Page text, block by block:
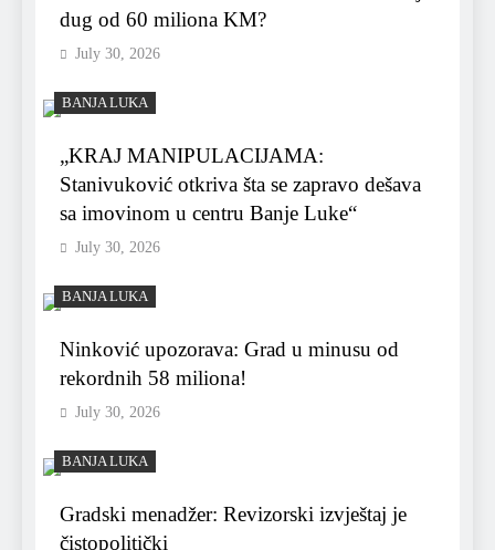
dug od 60 miliona KM?
July 30, 2026
BANJA LUKA
„KRAJ MANIPULACIJAMA:
Stanivuković otkriva šta se zapravo dešava
sa imovinom u centru Banje Luke“
July 30, 2026
BANJA LUKA
Ninković upozorava: Grad u minusu od
rekordnih 58 miliona!
July 30, 2026
BANJA LUKA
Gradski menadžer: Revizorski izvještaj je
čistopolitički